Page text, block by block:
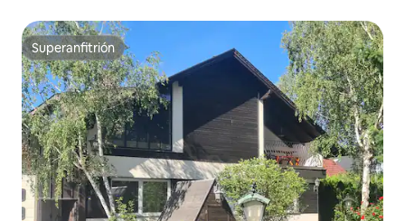
Superanfitrión
Superanfitrión